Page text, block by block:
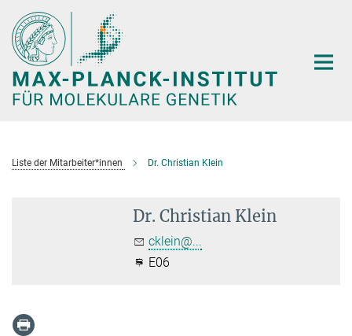
Hauptinhalt
Liste der Mitarbeiter*innen Dr. Christian Klein
Dr. Christian Klein
cklein@...
E06